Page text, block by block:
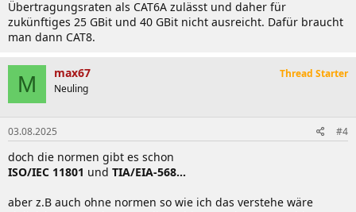
Übertragungsraten als CAT6A zulässt und daher für
zukünftiges 25 GBit und 40 GBit nicht ausreicht. Dafür braucht
man dann CAT8.
M max67
Neuling
Thread Starter
03.08.2025 #4
doch die normen gibt es schon
ISO/IEC 11801 und TIA/EIA-568...
aber z.B auch ohne normen so wie ich das verstehe wäre